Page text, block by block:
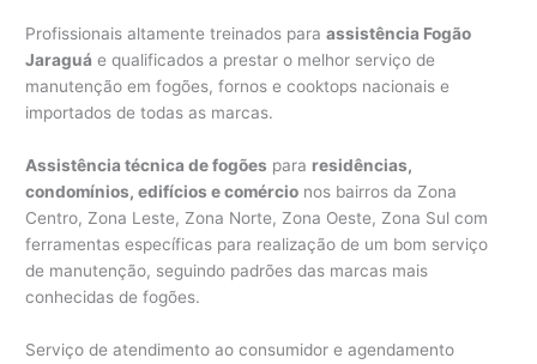
Profissionais altamente treinados paraassistência Fogão
Jaraguá e qualificados a prestar o melhor serviço de
manutenção em fogões, fornos e cooktops nacionais e
importados de todas as marcas.
Assistência técnica de fogões para residências,
condomínios, edifícios e comércio nos bairros da Zona
Centro, Zona Leste, Zona Norte, Zona Oeste, Zona Sul com
ferramentas específicas para realização de um bom serviço
de manutenção, seguindo padrões das marcas mais
conhecidas de fogões.
Serviço de atendimento ao consumidor e agendamento